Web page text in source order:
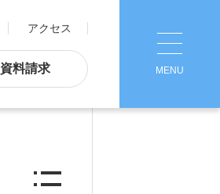
アクセス
資料請求
MENU
1. Action！x 工学院大学